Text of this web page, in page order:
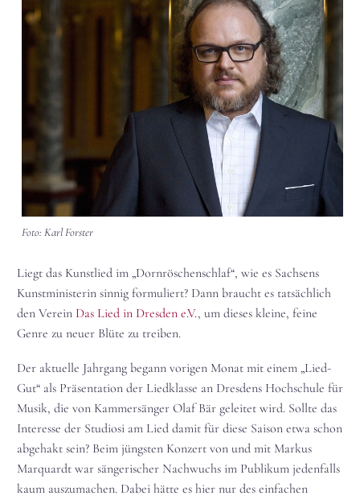
Foto: Karl Forster
Liegt das Kunstlied im „Dornröschenschlaf“, wie es Sachsens
Kunstministerin sinnig formuliert? Dann braucht es tatsächlich
den Verein Das Lied in Dresden e.V., um dieses kleine, feine
Genre zu neuer Blüte zu treiben.
Der aktuelle Jahrgang begann vorigen Monat mit einem „Lied-
Gut“ als Präsentation der Liedklasse an Dresdens Hochschule für
Musik, die von Kammersänger Olaf Bär geleitet wird. Sollte das
Interesse der Studiosi am Lied damit für diese Saison etwa schon
abgehakt sein? Beim jüngsten Konzert von und mit Markus
Marquardt war sängerischer Nachwuchs im Publikum jedenfalls
kaum auszumachen. Dabei hätte es hier nur des einfachen